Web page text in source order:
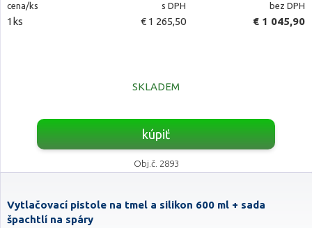
cena/ks s DPH bez DPH
1ks € 1 265,50 € 1 045,90
SKLADEM
kúpiť
Obj.č. 2893
Vytlačovací pistole na tmel a silikon 600 ml + sada
špachtlí na spáry